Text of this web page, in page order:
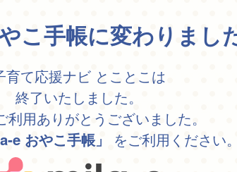
こ手帳に変わりまし
育て応援ナビ とことこは
終了いたしました。
利用ありがとうございました。
e おやこ手帳」 をご利用ください